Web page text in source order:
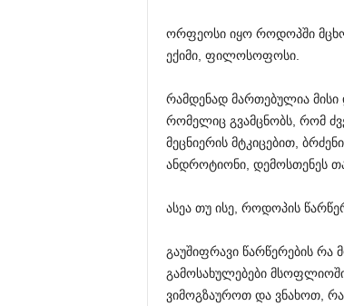
ორფეოსი იყო როდოპში
ექიმი, ფილოსოფოსი.
რამდენად მართებულია მისი
რომელიც გვამცნობს, რომ
მეცნიერის მტკიცებით,
ანდროტიონი, დემოსთენეს
ასეა თუ ისე, როდოპის
გაუშიფრავი წარწერების
გამოსახულებები
ვიმოგზაუროთ და ვნახოთ, რა